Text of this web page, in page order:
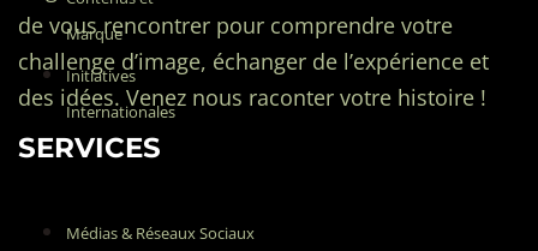
Marque
Initiatives
Internationales
de vous rencontrer pour comprendre votre
challenge d’image, échanger de l’expérience et
des idées. Venez nous raconter votre histoire !
SERVICES
Médias & Réseaux Sociaux